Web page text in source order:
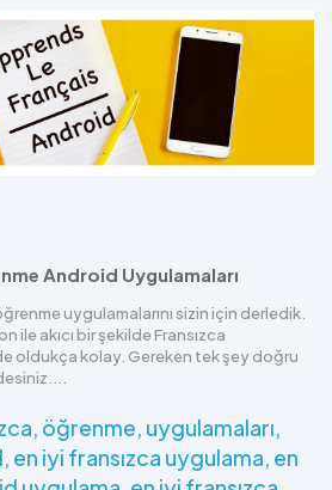
Android Uygulamaları
uygulamalarını sizin için derledik.
akıcı bir şekilde Fransızca
oldukça kolay. Gereken tek şey doğru
öğrenme uygulamaları
en iyi fransızca uygulama en